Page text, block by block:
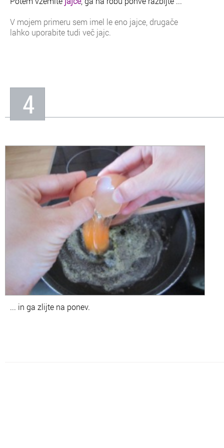
V mojem primeru sem imel le eno jajce, drugače
lahko uporabite tudi več jajc.
4
... in ga zlijte na ponev.